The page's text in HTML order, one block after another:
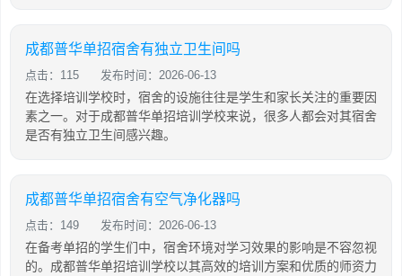
成都普华单招宿舍有独立卫生间吗
点击：115 发布时间：2026-06-13
在选择培训学校时，宿舍的设施往往是学生和家长关注的重要因
素之一。对于成都普华单招培训学校来说，很多人都会对其宿舍
是否有独立卫生间感兴趣。
成都普华单招宿舍有空气净化器吗
点击：149 发布时间：2026-06-13
在备考单招的学生们中，宿舍环境对学习效果的影响是不容忽视
的。成都普华单招培训学校以其高效的培训方案和优质的师资力